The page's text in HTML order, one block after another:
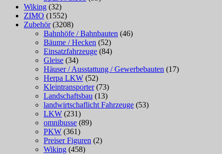
Wiking (32)
ZIMO (1552)
Zubehör (3208)
Bahnhöfe / Bahnbauten (46)
Bäume / Hecken (52)
Einsatzfahrzeuge (84)
Gleise (34)
Häuser / Ausstattung / Gewerbebauten (17)
Herpa LKW (52)
Kleintransporter (73)
Landschaftsbau (13)
landwirtschaflicht Fahrzeuge (53)
LKW (231)
omnibusse (89)
PKW (361)
Preiser Figuren (2)
Wiking (458)